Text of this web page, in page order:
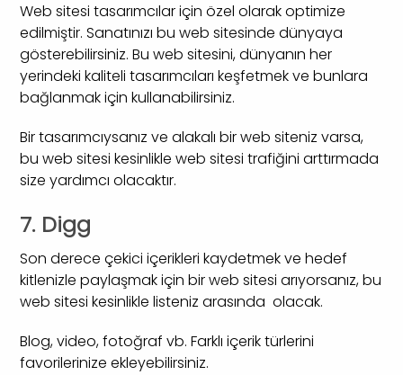
Web sitesi tasarımcılar için özel olarak optimize
edilmiştir. Sanatınızı bu web sitesinde dünyaya
gösterebilirsiniz. Bu web sitesini, dünyanın her
yerindeki kaliteli tasarımcıları keşfetmek ve bunlara
bağlanmak için kullanabilirsiniz.
Bir tasarımcıysanız ve alakalı bir web siteniz varsa,
bu web sitesi kesinlikle web sitesi trafiğini arttırmada
size yardımcı olacaktır.
7. Digg
Son derece çekici içerikleri kaydetmek ve hedef
kitlenizle paylaşmak için bir web sitesi arıyorsanız, bu
web sitesi kesinlikle listeniz arasında olacak.
Blog, video, fotoğraf vb. Farklı içerik türlerini
favorilerinize ekleyebilirsiniz.